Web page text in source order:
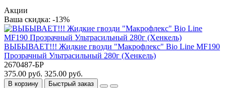
Акции
Ваша скидка: -13%
ВЫБЫВАЕТ!!! Жидкие гвозди "Макрофлекс" Bio Line MF190
Прозрачный Ультрасильный 280г (Хенкель)
2670487-БР
375.00 руб. 325.00 руб.
В корзину Быстрый заказ